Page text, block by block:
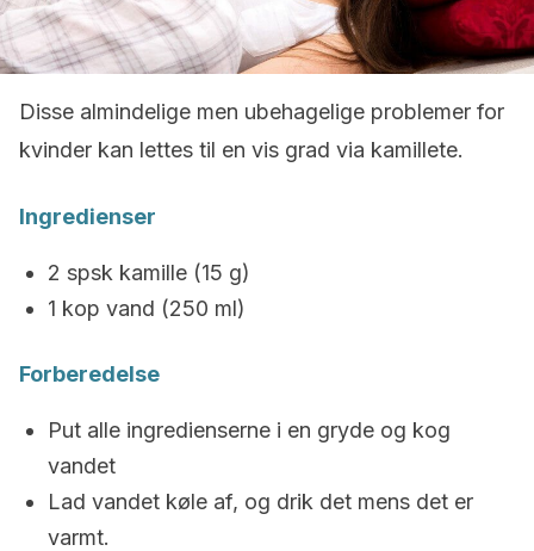
Disse almindelige men ubehagelige problemer for
kvinder kan lettes til en vis grad via kamillete.
Ingredienser
2 spsk kamille (15 g)
1 kop vand (250 ml)
Forberedelse
Put alle ingredienserne i en gryde og kog
vandet
Lad vandet køle af, og drik det mens det er
varmt.